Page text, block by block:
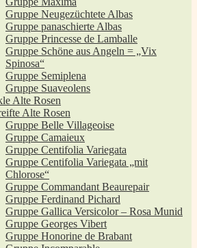
Gruppe Neugezüchtete Albas
Gruppe panaschierte Albas
Gruppe Princesse de Lamballe
Gruppe Schöne aus Angeln = „Vix
Spinosa“
Gruppe Semiplena
Gruppe Suaveolens
Alte Rosen
Alte Rosen
Gruppe Belle Villageoise
Gruppe Camaieux
Gruppe Centifolia Variegata
Gruppe Centifolia Variegata „mit
Chlorose“
Gruppe Commandant Beaurepair
Gruppe Ferdinand Pichard
Gruppe Gallica Versicolor – Rosa Munid
Gruppe Georges Vibert
Gruppe Honorine de Brabant